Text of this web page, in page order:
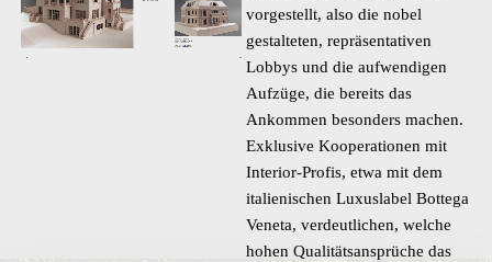
vorgestellt, also die nobel
gestalteten, repräsentativen
Lobbys und die aufwendigen
Aufzüge, die bereits das
Ankommen besonders machen.
Exklusive Kooperationen mit
Interior-Profis, etwa mit dem
italienischen Luxuslabel Bottega
Veneta, verdeutlichen, welche
hohen Qualitätsansprüche das